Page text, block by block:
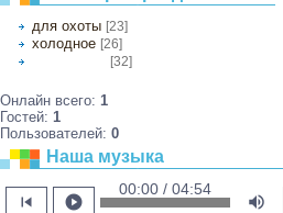
для охоты [23]
холодное [26]
[32]
Онлайн всего: 1
Гостей: 1
Пользователей: 0
Наша музыка
skip_previous play_circle
00:00 / 04:54
volume_up